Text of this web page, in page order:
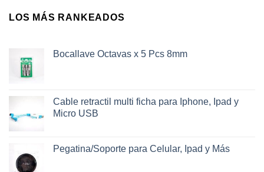
LOS MÁS RANKEADOS
Bocallave Octavas x 5 Pcs 8mm
Cable retractil multi ficha para Iphone, Ipad y
Micro USB
Pegatina/Soporte para Celular, Ipad y Más